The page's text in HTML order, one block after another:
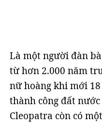
Là một người đàn
từ hơn 2.000 năm
nữ hoàng khi mới
thành công đất
Cleopatra còn có